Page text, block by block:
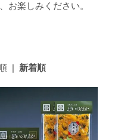
お楽しみください。
| 新着順